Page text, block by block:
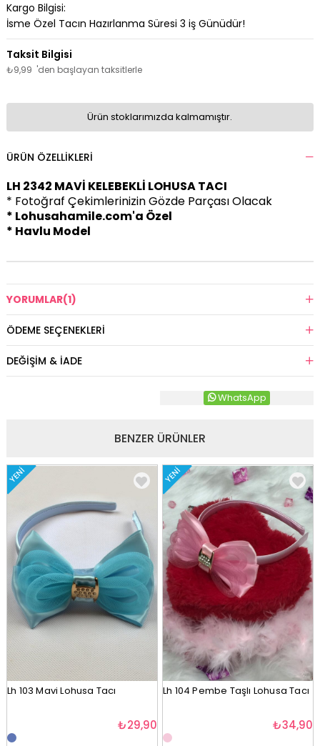
Kargo Bilgisi:
İsme Özel Tacın Hazırlanma Süresi 3 iş Günüdür!
₺9,99 'den başlayan taksitlerle
Ürün stoklarımızda kalmamıştır.
ÜRÜN ÖZELLIKLERI
LH 2342 MAVİ KELEBEKLİ LOHUSA TACI
* Fotoğraf Çekimlerinizin Gözde Parçası Olacak
* Lohusahamile.com'a Özel
* Havlu Model
YORUMLAR(1)
ÖDEME SEÇENEKLERI
DEĞIŞIM & İADE
WhatsApp
BENZER ÜRÜNLER
YENI
Lh 103 Mavi Lohusa Tacı
₺29,90
YENI
Lh 104 Pembe Taşlı Lohusa Tacı
₺34,90